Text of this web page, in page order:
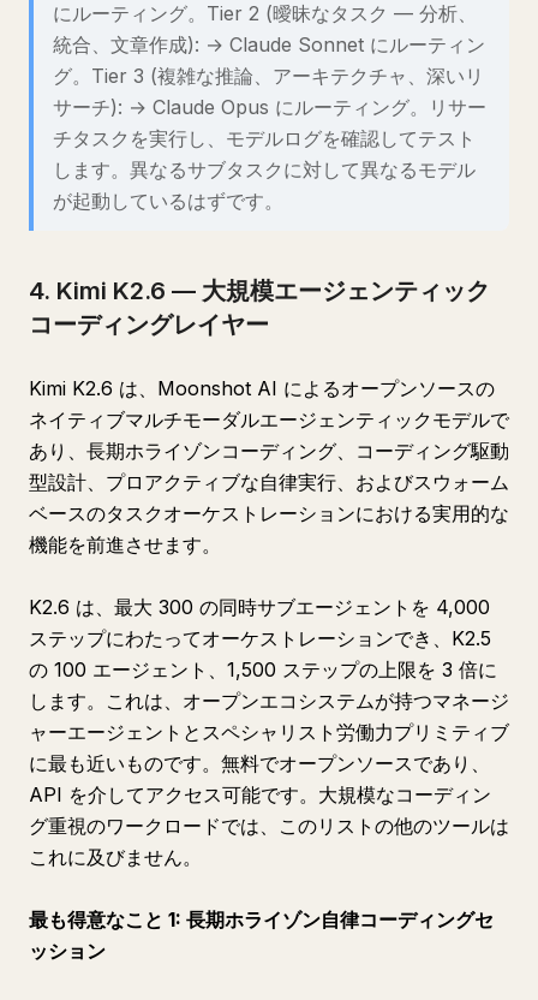
にルーティング。Tier 2 (曖昧なタスク — 分析、
統合、文章作成): → Claude Sonnet にルーティン
グ。Tier 3 (複雑な推論、アーキテクチャ、深いリ
サーチ): → Claude Opus にルーティング。リサー
チタスクを実行し、モデルログを確認してテスト
します。異なるサブタスクに対して異なるモデル
が起動しているはずです。
4. Kimi K2.6 — 大規模エージェンティック
コーディングレイヤー
Kimi K2.6 は、Moonshot AI によるオープンソースの
ネイティブマルチモーダルエージェンティックモデルで
あり、長期ホライゾンコーディング、コーディング駆動
型設計、プロアクティブな自律実行、およびスウォーム
ベースのタスクオーケストレーションにおける実用的な
機能を前進させます。
K2.6 は、最大 300 の同時サブエージェントを 4,000
ステップにわたってオーケストレーションでき、K2.5
の 100 エージェント、1,500 ステップの上限を 3 倍に
します。これは、オープンエコシステムが持つマネージ
ャーエージェントとスペシャリスト労働力プリミティブ
に最も近いものです。無料でオープンソースであり、
API を介してアクセス可能です。大規模なコーディン
グ重視のワークロードでは、このリストの他のツールは
これに及びません。
最も得意なこと 1: 長期ホライゾン自律コーディングセ
ッション